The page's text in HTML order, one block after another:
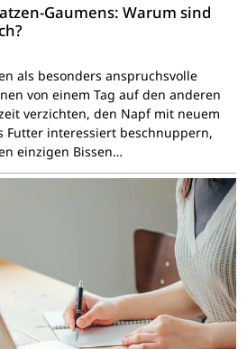
Gaumens: Warum sind
als besonders anspruchsvolle
von einem Tag auf den anderen
verzichten, den Napf mit neuem
Futter interessiert beschnuppern,
einzigen Bissen…